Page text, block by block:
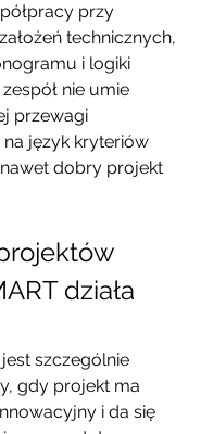
przy
technicznych,
i logiki
nie umie
przewagi
język kryteriów
dobry projekt
działa
szczególnie
gdy projekt ma
i da się